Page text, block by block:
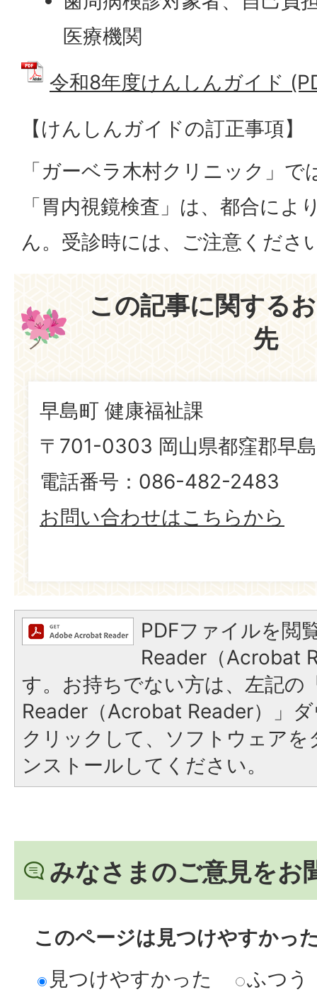
医療機関
令和8年度けんしんガイド
【けんしんガイドの訂正事項】
「ガーベラ木村クリニック」
「胃内視鏡検査」は、都合によ
ん。受診時には、ご注意くださ
この記事に関する
先
早島町 健康福祉課
〒701-0303 岡山県都窪郡早
電話番号：086-482-2483
お問い合わせはこちらから
PDFファイルを閲
Reader（Acrobat
す。お持ちでない方は、左記の
Reader（Acrobat Reader）」
クリックして、ソフトウェア
ンストールしてください。
みなさまのご意見をお
このページは見つけやすかっ
見つけやすかった
ふつう